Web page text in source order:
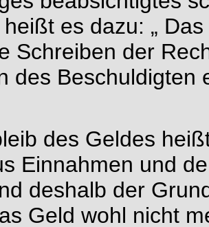
es dazu: „
Schreiben der
des Beschuldigten
des Geldes
Einnahmen und
deshalb der
Geld wohl nicht